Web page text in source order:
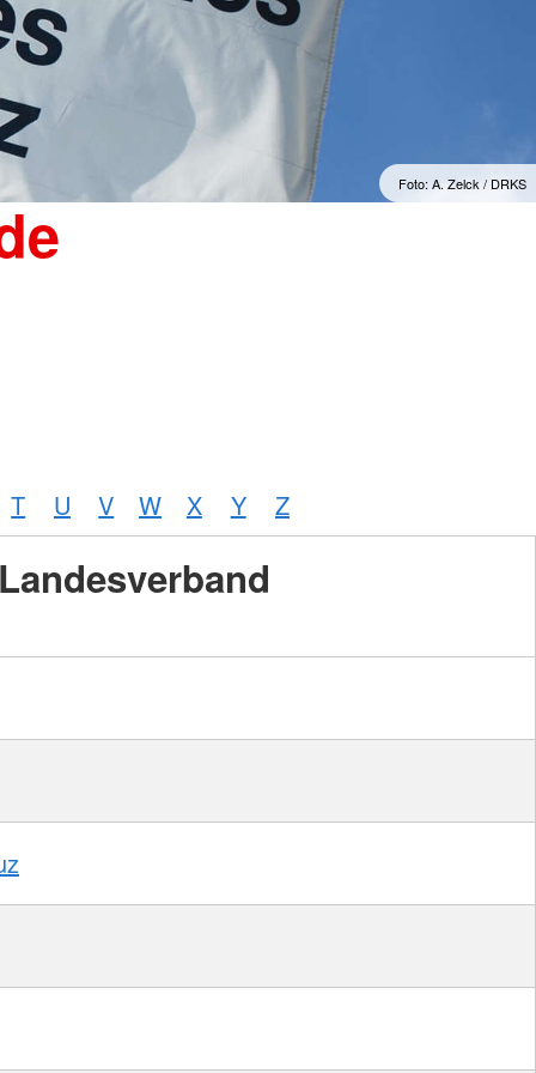
erwachsene Zuwanderer
Gesonderte Beratung und
Betreuung
Suchdienst
Foto: A. Zelck / DRKS
T U V W X Y Z